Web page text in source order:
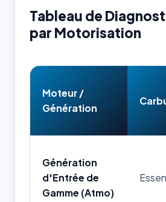
Tableau de
par Motorisation
Moteur /
Génération
Génération
d'Entrée de
Gamme (Atmo)